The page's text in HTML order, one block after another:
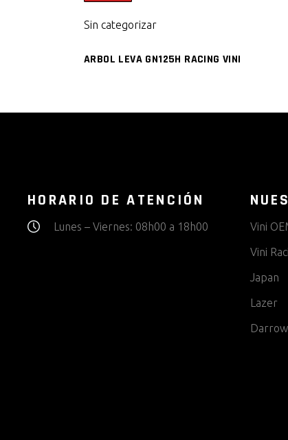
Sin categorizar
ARBOL LEVA GN125H RACING VINI
HORARIO DE ATENCIÓN
Lunes – Viernes: 08h00 a 18h00 Vini
Vini
Japan
Lazer
Darrow